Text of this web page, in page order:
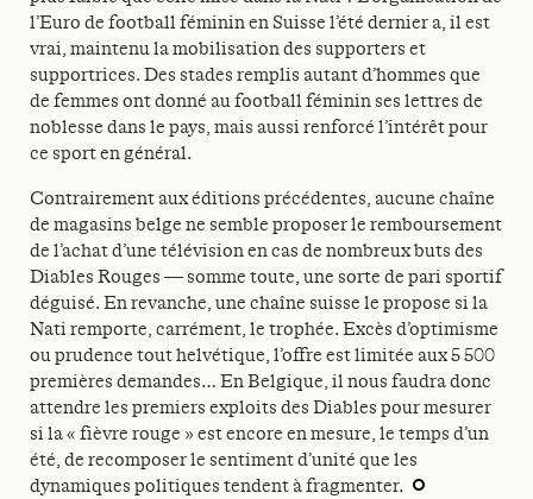
l’Euro de football féminin en Suisse l’été dernier a, il est
vrai, maintenu la mobilisation des supporters et
supportrices. Des stades remplis autant d’hommes que
de femmes ont donné au football féminin ses lettres de
noblesse dans le pays, mais aussi renforcé l’intérêt pour
ce sport en général.
Contrairement aux éditions précédentes, aucune chaîne
de magasins belge ne semble proposer le remboursement
de l’achat d’une télévision en cas de nombreux buts des
Diables Rouges — somme toute, une sorte de pari sportif
déguisé. En revanche, une chaîne suisse le propose si la
Nati remporte, carrément, le trophée. Excès d’optimisme
ou prudence tout helvétique, l’offre est limitée aux 5 500
premières demandes… En Belgique, il nous faudra donc
attendre les premiers exploits des Diables pour mesurer
si la « fièvre rouge » est encore en mesure, le temps d’un
été, de recomposer le sentiment d’unité que les
dynamiques politiques tendent à fragmenter.